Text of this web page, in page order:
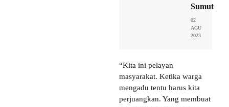
Sumut
02
AGU
2023
“Kita ini pelayan
masyarakat. Ketika warga
mengadu tentu harus kita
perjuangkan. Yang membuat